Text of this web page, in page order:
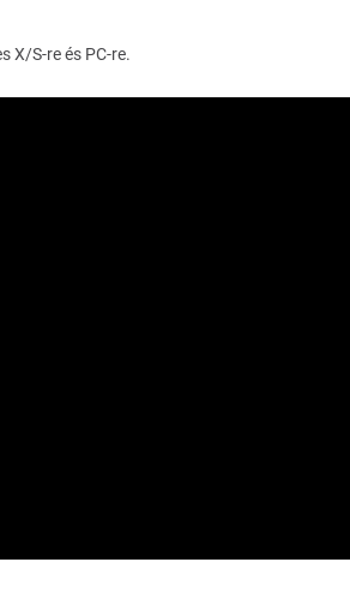
X/S-re és PC-re.